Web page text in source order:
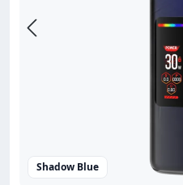
Shadow Blue